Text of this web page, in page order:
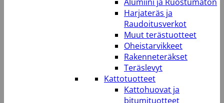
Harjateräs ja
Raudoitusverkot
Muut terästuotteet
Oheistarvikkeet
Rakenneteräkset
Teräslevyt
Kattotuotteet
Kattohuovat ja
bitumituotteet